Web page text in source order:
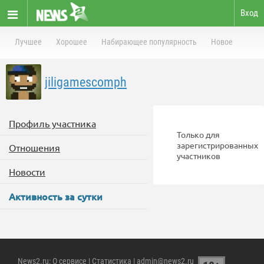
Вход
Лучшее Хорошее Набирающее популярность Новое
jiligamescomph
Профиль участника
Отношения
Новости
Активность за сутки
Только для
зарегистрированных
участников
News2.ru: О сервисе | Статистика | admin@news2.ru